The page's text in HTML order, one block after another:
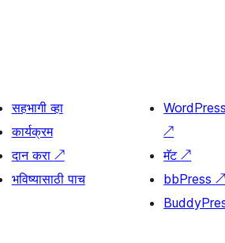
सहभागी व्हा
कार्यक्रम
दान करा ↗
भविष्यासाठी पाच
↗
मॅट↗
bbPress↗